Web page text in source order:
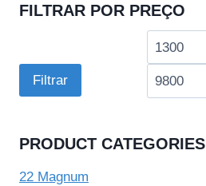
FILTRAR POR PREÇO
Preço
Filtrar
PRODUCT CATEGORIES
22 Magnum